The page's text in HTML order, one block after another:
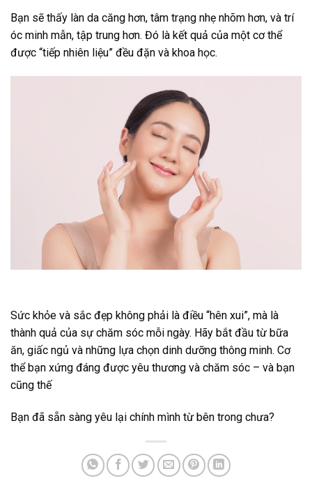
Bạn sẽ thấy làn da căng hơn, tâm trạng nhẹ nhõm hơn, và trí
óc minh mẫn, tập trung hơn. Đó là kết quả của một cơ thể
được “tiếp nhiên liệu” đều đặn và khoa học.
Sức khỏe và sắc đẹp không phải là điều “hên xui”, mà là
thành quả của sự chăm sóc mỗi ngày. Hãy bắt đầu từ bữa
ăn, giấc ngủ và những lựa chọn dinh dưỡng thông minh. Cơ
thể bạn xứng đáng được yêu thương và chăm sóc – và bạn
cũng thế
Bạn đã sẵn sàng yêu lại chính mình từ bên trong chưa?